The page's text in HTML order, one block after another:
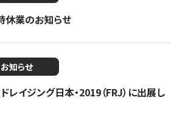
休業のお知らせ
お知らせ
ドレイジング日本・2019（FRJ）に出展し